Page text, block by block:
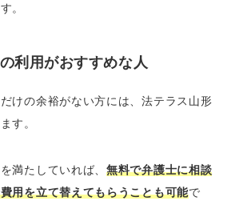
。
利用がおすすめな人
けの余裕がない方には、法テラス山形
す。
満たしていれば、無料で弁護士に相談
用を立て替えてもらうことも可能で